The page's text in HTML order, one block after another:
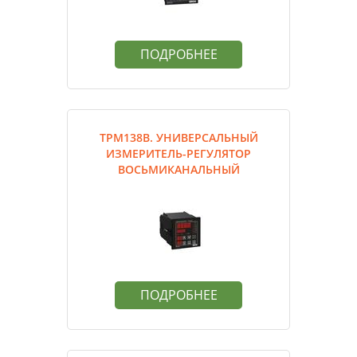
ПОДРОБНЕЕ
ТРМ138В. УНИВЕРСАЛЬНЫЙ
ИЗМЕРИТЕЛЬ-РЕГУЛЯТОР
ВОСЬМИКАНАЛЬНЫЙ
ПОДРОБНЕЕ